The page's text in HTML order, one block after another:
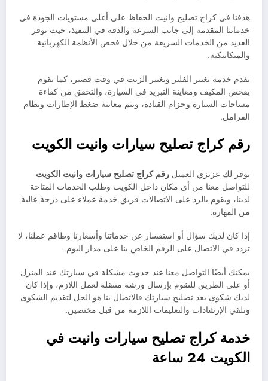
هدفنا في كراج تصليح وانيت الحفاظ على أعلى مستويات الجودة في
خدماتنا المقدمة إلى جانب السرعة والدقة في التنفيذ، حيث نوفر
العديد من الخدمات السريعة من خلال فحص الأنظمة الكهربائية
والميكانيكية.
نقدم خدمة تغيير الفلتر وتغيير الزيت في وقت قصير، كما نقوم
بفحص المكيف ومعاينة التبريد في السيارة، والتحقق من كفاءة
مساحات السيارة وحزام القيادة، ويتم معاينة ضغط الإطارات ونظام
الفرامل.
رقم كراج تصليح سيارات وانيت الكويت
نوفر لك عزيزي العميل رقم كراج تصليح سيارات وانيت الكويت
للتواصل معنا من أي مكان داخل الكويت وطلب الخدمات المتاحة
لدينا، ويقوم بالرد على الاتصالات فريق خدمة عملاء على درجة عالية
من المهارة.
إذا كان لديك سؤال أو استفسار عن خدماتنا وأسعارنا وطاقم عملنا، لا
تردد في الاتصال على الرقم الخاص بنا على مدار اليوم.
يمكنك أيضًا التواصل معنا عند حدوث مشكلة في سيارتك عند المنزل
أو على الطريق للنقوم بإرسال ورشة متنقلة لعمل اللازم، وإذا كان
لديك شكوى بعد تصليح سيارتك فالاتصال بنا هو الحل لتقديم الشكوى
وتلقي الإرشادات والتعليمات اللازمة من قبل مختصين.
خدمة كراج تصليح سيارات وانيت في
الكويت 24 ساعة